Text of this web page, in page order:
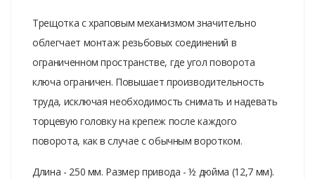
Трещотка с храповым механизмом значительно
облегчает монтаж резьбовых соединений в
ограниченном пространстве, где угол поворота
ключа ограничен. Повышает производительность
труда, исключая необходимость снимать и надевать
торцевую головку на крепеж после каждого
поворота, как в случае с обычным воротком.
Длина - 250 мм. Размер привода - ½ дюйма (12,7 мм).